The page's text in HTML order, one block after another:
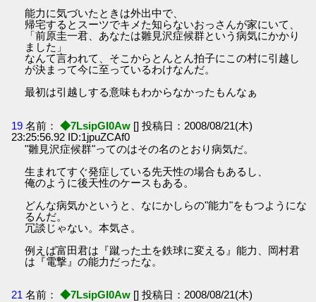
能力に気づいたときは外出中で、
帰宅するとスーツでキメた知らないおっさんが家にいて、
「前原圭一君、あなたは雛見沢症候群という病気にかかり
ました」
なんて言われて、そこからとんとん拍子にこの村に引越し
が決まって今に至っているわけなんだ。
最初は引越しする意味もわからなかったもんなぁ
19 名前： ◆7LsipGI0Aw [] 投稿日：2008/08/21(木)
23:25:56.92 ID:1jpuZCAf0
"雛見沢症候群"ってのはその名のとおり病気だ。
生まれてすぐ発症している先天性の場合もあるし、
俺のように後天性のケースもある。
どんな病気かというと、なにかしらの"能力"をもつようにな
るんだ。
冗談じゃない。本気さ。
例えば富田君は『蹴った土を鉄球に変える』能力、岡村君
は『電撃』の能力だったな。
21 名前： ◆7LsipGI0Aw [] 投稿日：2008/08/21(木)